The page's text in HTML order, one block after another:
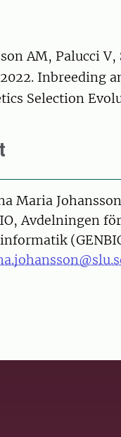
AM, Palucci
Inbreeding
Selection
Maria
Avdelningen